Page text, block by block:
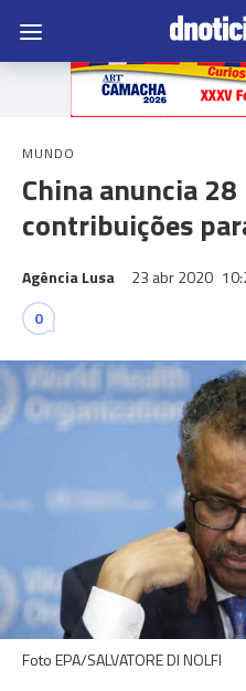
MUNDO
China anuncia
contribuições
Agência Lusa 23 abr 2020
0
Foto EPA/SALVATORE DI NOLFI